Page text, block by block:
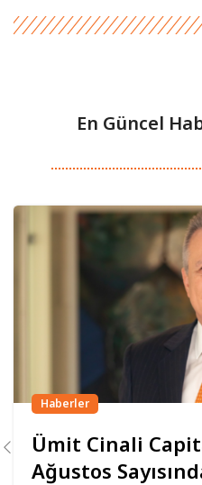
En Güncel
Haberler
Ümit Cinali
Ağustos